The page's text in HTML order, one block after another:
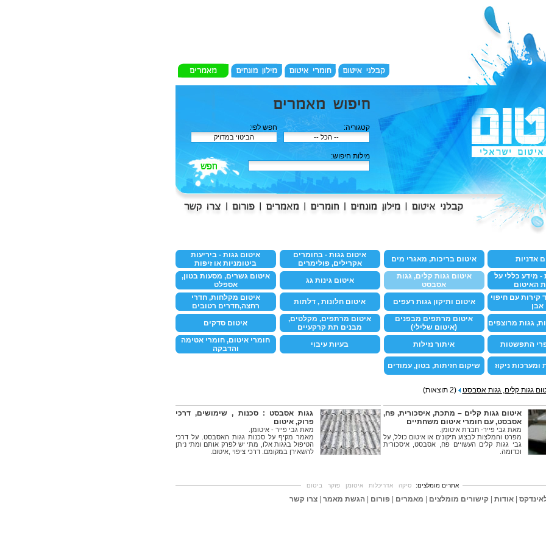
קטגוריה: חפש לפי:
מילות חיפוש:
אדניות איטום בריכות, מאגרי מים
איטום גגות - בחומרים
אקרילים, פולימרים
איטום גגות - ביריעות
ביטומניות או זיפות
- מידע כללי על
האיטום
איטום גגות קלים, גגות
אסבסט
איטום גינות גג
איטום גשרים, מסעות בטון,
אספלט
קירות עם חיפוי
אבן
איטום ותיקון גגות רעפים איטום חלונות , דלתות
איטום מקלחות, חדרי
רחצה,חדרים רטובים
גגות מרוצפים
איטום מרתפים מבפנים
(איטום שלילי)
איטום מרתפים, מקלטים,
מבנים תת קרקעיים
איטום סדקים
התפשטות איתור נזילות בעיות עיבוי
חומרי איטום, חומרי אטימה
והדבקה
ומערכות ניקוז
שיקום חזיתות, בטון, עמודים
גגות קלים, גגות אסבסט (2 תוצאות)
איטום גגות קלים – מתכת, איסכורית, פח,
אסבסט, עם חומרי איטום משחתיים
מאת גבי פייר- חברת איטומן.
מפרט והמלצות לבצוע תיקונים או איטום כולל, על
גבי גגות קלים העשויים פח, אסבסט, איסכורית
וכדומה.
גגות אסבסט : סכנות , שימושים, דרכי
פרוק, איטום
מאת גבי פייר - איטומן.
מאמר מקיף על סכנות גגות האסבסט. על דרכי
הטיפול בגגות אלו, מתי יש לפרק אותם ומתי ניתן
להשאירן במקומם. דרכי ציפוי ,איטום.
אתרים מומלצים: סיקה אדריכלות איטומן פזקר ביטום
|אודות |קישורים מומלצים מאמרים |פורום |הגשת מאמר |צרו קשר